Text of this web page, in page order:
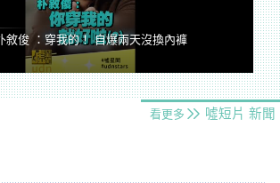
敘俊 ：穿我的！ 自爆兩天沒換內褲
看更多 噓短片 新聞